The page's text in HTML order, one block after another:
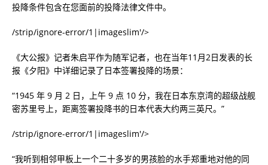
投降条件包含在您面前的投降法律文件中。
/strip/ignore-error/1|imageslim'/>
《大公报》记者朱启平作为随军记者，也在当年11月2日发表的长
报《夕阳》中详细记录了日本签署投降的场景：
“1945 年 9 月 2 日，上午 9 点 10 分，我在日本东京湾的超级战舰
密苏里号上，距离签署投降书的日本代表大约两三英尺。”
/strip/ignore-error/1|imageslim'/>
“我听到相邻甲板上一个二十多岁的男孩脸的水手郑重地对他的同